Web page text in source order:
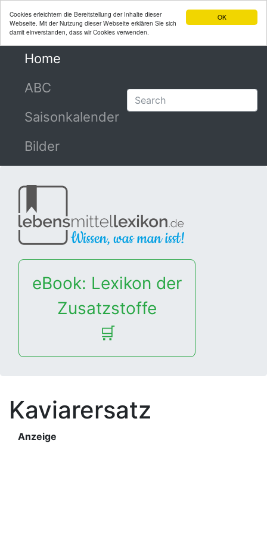
OK
Cookies erleichtern die Bereitstellung der Inhalte dieser
Webseite. Mit der Nutzung dieser Webseite erklären Sie sich
damit einverstanden, dass wir Cookies verwenden.
Home
ABC
Saisonkalender
Bilder
eBook: Lexikon der
Zusatzstoffe
🛒
Kaviarersatz
Anzeige